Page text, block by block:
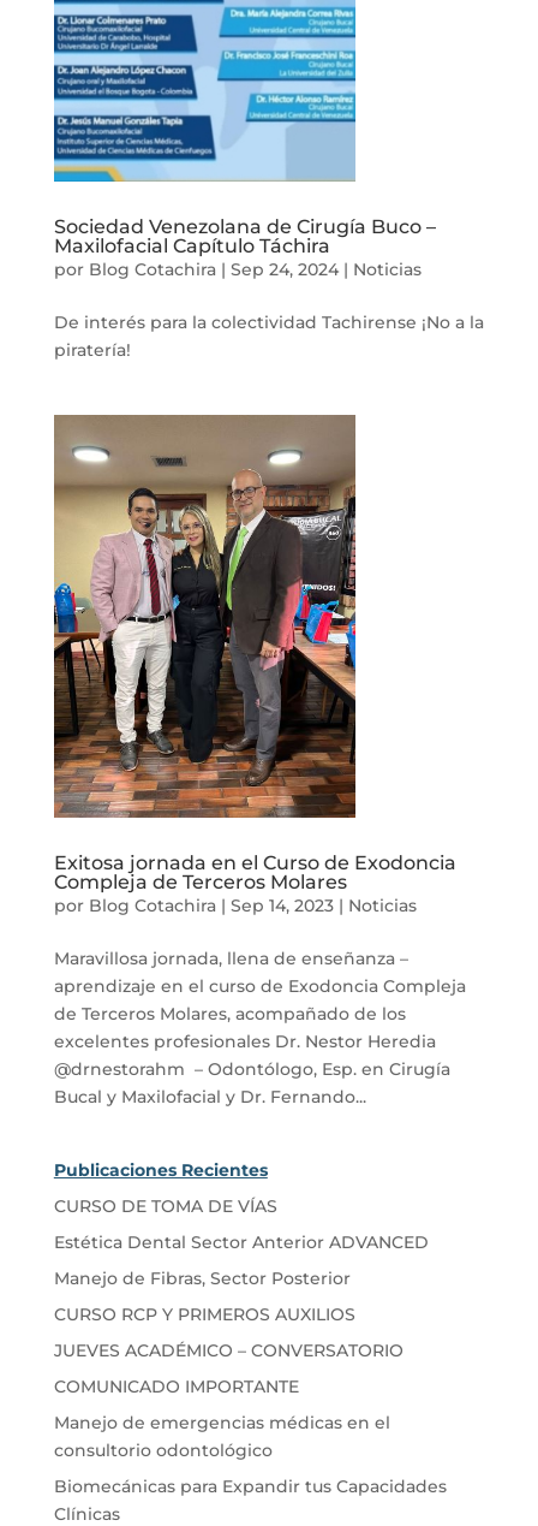
Sociedad Venezolana de Cirugía Buco –
Maxilofacial Capítulo Táchira
por Blog Cotachira| Sep 24, 2024| Noticias
De interés para la colectividad Tachirense ¡No a la
piratería!
Exitosa jornada en el Curso de Exodoncia
Compleja de Terceros Molares
por Blog Cotachira| Sep 14, 2023| Noticias
Maravillosa jornada, llena de enseñanza –
aprendizaje en el curso de Exodoncia Compleja
de Terceros Molares, acompañado de los
excelentes profesionales Dr. Nestor Heredia
@drnestorahm – Odontólogo, Esp. en Cirugía
Bucal y Maxilofacial y Dr. Fernando...
Publicaciones Recientes
CURSO DE TOMA DE VÍAS
Estética Dental Sector Anterior ADVANCED
Manejo de Fibras, Sector Posterior
CURSO RCP Y PRIMEROS AUXILIOS
JUEVES ACADÉMICO – CONVERSATORIO
COMUNICADO IMPORTANTE
Manejo de emergencias médicas en el
consultorio odontológico
Biomecánicas para Expandir tus Capacidades
Clínicas